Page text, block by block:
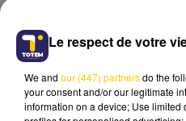
Le respect de votre
We and our (447) partnersdo the
your consent and/or our legitimate
information on a device; Use